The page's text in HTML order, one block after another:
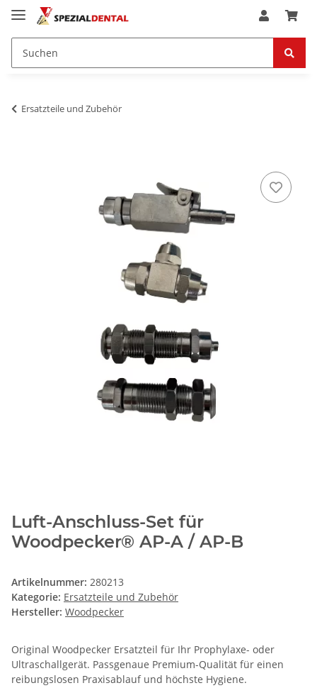
Ersatzteile und Zubehör
Luft-Anschluss-Set für
Woodpecker® AP-A / AP-B
Artikelnummer: 280213
Kategorie: Ersatzteile und Zubehör
Hersteller: Woodpecker
Original Woodpecker Ersatzteil für Ihr Prophylaxe- oder
Ultraschallgerät. Passgenaue Premium-Qualität für einen
reibungslosen Praxisablauf und höchste Hygiene.